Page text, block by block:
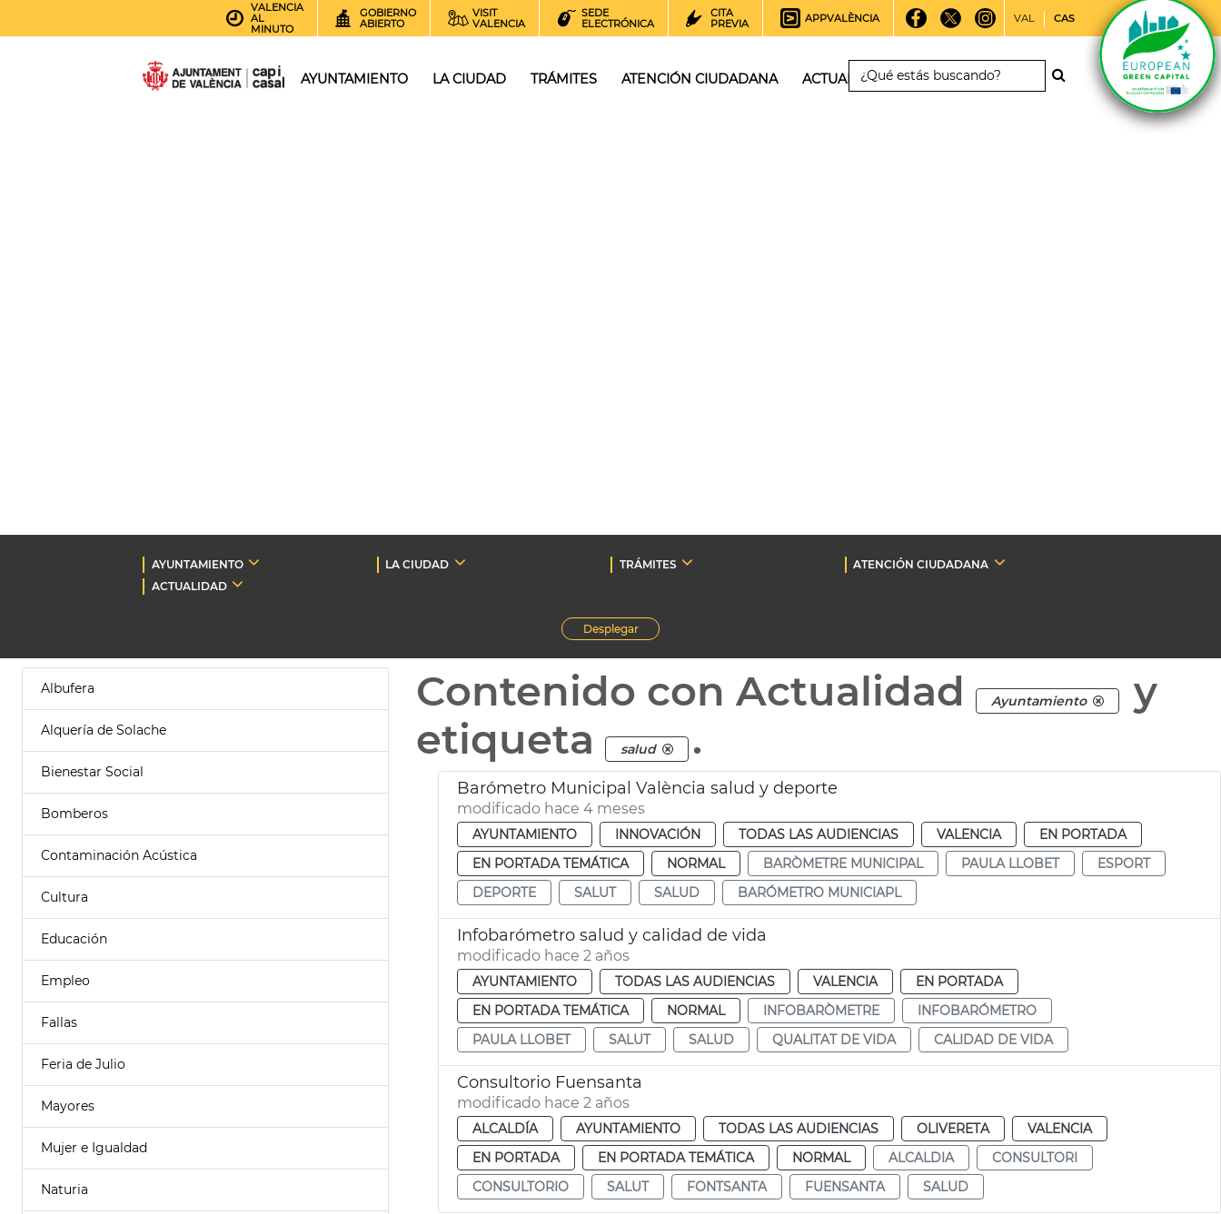
VALENCIA
AL
MINUTO
GOBIERNO
ABIERTO
VISIT
VALENCIA
SEDE
ELECTRÓNICA
CITA
PREVIA
APPVALÈNCIA VAL CAS
AYUNTAMIENTO LA CIUDAD TRÁMITES ATENCIÓN CIUDADANA ACTUALIDAD
AYUNTAMIENTO LA CIUDAD TRÁMITES
ATENCIÓN CIUDADANA
ACTUALIDAD
Desplegar
Albufera
Alquería de Solache
Bienestar Social
Bomberos
Contaminación Acústica
Cultura
Educación
Empleo
Fallas
Feria de Julio
Mayores
Mujer e Igualdad
Naturia
Contenido con Actualidad Ayuntamiento
y
etiqueta
salud .
Barómetro Municipal València salud y deporte
modificado hace 4 meses
AYUNTAMIENTO INNOVACIÓN TODAS LAS AUDIENCIAS VALENCIA
EN PORTADA
EN PORTADA TEMÁTICA
NORMAL BARÒMETRE MUNICIPAL PAULA LLOBET
ESPORT
DEPORTE
SALUT SALUD BARÓMETRO MUNICIAPL
Infobarómetro salud y calidad de vida
modificado hace 2 años
AYUNTAMIENTO TODAS LAS AUDIENCIAS VALENCIA
EN PORTADA
EN PORTADA TEMÁTICA
NORMAL INFOBARÒMETRE
INFOBARÓMETRO
PAULA LLOBET
SALUT SALUD QUALITAT DE VIDA CALIDAD DE VIDA
Consultorio Fuensanta
modificado hace 2 años
ALCALDÍA AYUNTAMIENTO TODAS LAS AUDIENCIAS OLIVERETA
VALENCIA
EN PORTADA
EN PORTADA TEMÁTICA NORMAL ALCALDIA
CONSULTORI
CONSULTORIO
SALUT FONTSANTA FUENSANTA SALUD